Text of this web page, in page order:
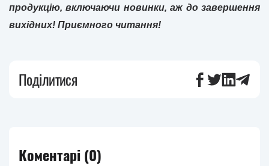
продукцію, включаючи новинки, аж до завершення
вихідних! Приємного читання!
Поділитися
Коментарі (0)